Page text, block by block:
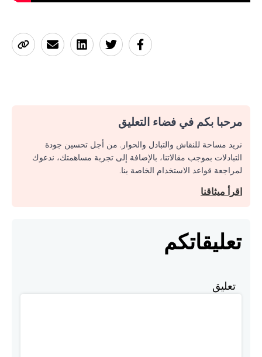
مرحبا بكم في فضاء التعليق
نريد مساحة للنقاش والتبادل والحوار. من أجل تحسين جودة
التبادلات بموجب مقالاتنا، بالإضافة إلى تجربة مساهمتك، ندعوك
لمراجعة قواعد الاستخدام الخاصة بنا.
اقرأ ميثاقنا
تعليقاتكم
تعليق